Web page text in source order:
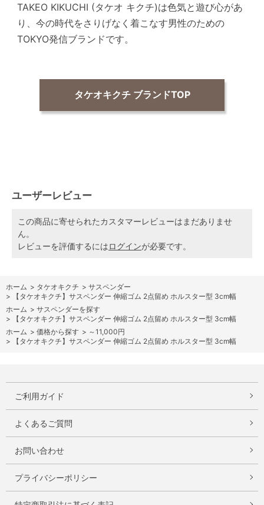
TAKEO KIKUCHI (タケオ キクチ)は色気と遊び心があ
り、今の時代をさりげなく着こなす男性のための
TOKYO発信ブランドです。
タケオキクチ ブランドTOP
ユーザーレビュー
この商品に寄せられたカスタマーレビューはまだありませ
ん。
レビューを評価するにはログインが必要です。
ホーム > タケオキクチ > サスペンダー
>
【タケオキクチ】サスペンダー 伸縮ゴム 2点留め ホルスター型 3cm幅
ホーム > サスペンダーを探す
>
【タケオキクチ】サスペンダー 伸縮ゴム 2点留め ホルスター型 3cm幅
ホーム > 価格から探す > ～11,000円
>
【タケオキクチ】サスペンダー 伸縮ゴム 2点留め ホルスター型 3cm幅
ご利用ガイド
よくあるご質問
お問い合わせ
プライバシーポリシー